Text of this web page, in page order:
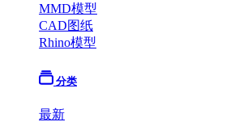
MMD模型
CAD图纸
Rhino模型
分类
最新